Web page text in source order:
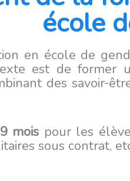
école
en école de
est de former
des savoir-
9 mois pour les
sous contrat,